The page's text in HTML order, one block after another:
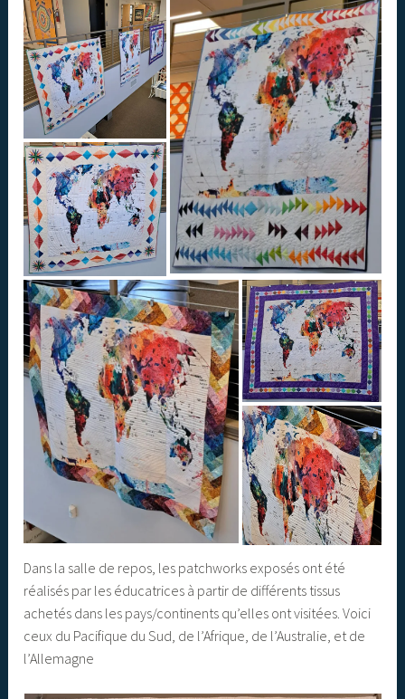
Dans la salle de repos, les patchworks exposés ont été
réalisés par les éducatrices à partir de différents tissus
achetés dans les pays/continents qu’elles ont visitées. Voici
ceux du Pacifique du Sud, de l’Afrique, de l’Australie, et de
l’Allemagne